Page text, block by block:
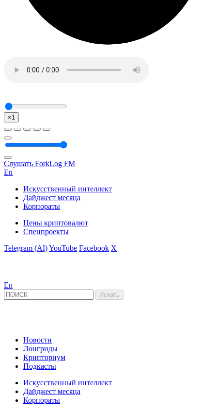
×1
Слушать ForkLog FM
En
Искусственный интеллект
Дайджест месяца
Корпораты
Цены криптовалют
Спецпроекты
Telegram (AI)YouTube Facebook X
En
Новости
Лонгриды
Крипториум
Подкасты
Искусственный интеллект
Дайджест месяца
Корпораты